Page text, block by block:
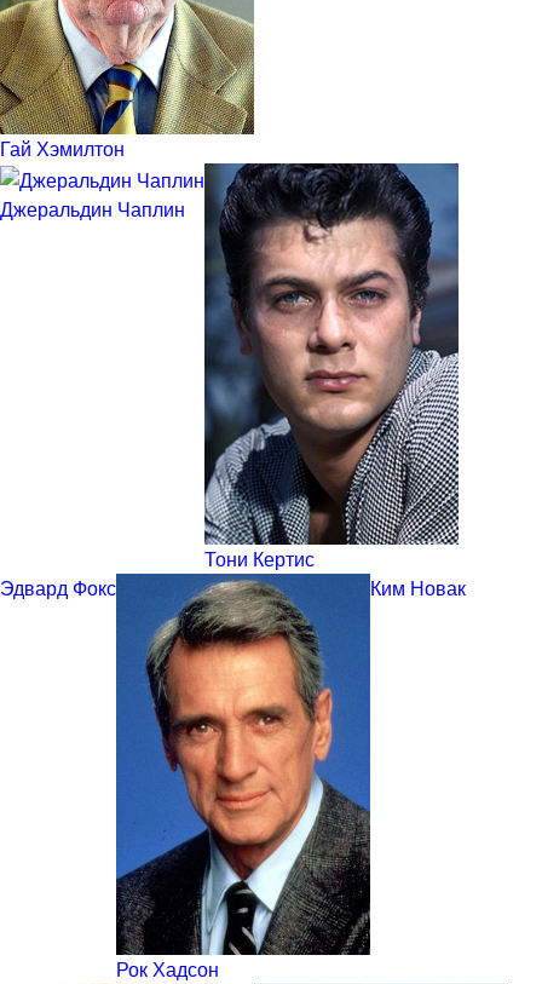
Гай Хэмилтон
Джеральдин Чаплин
Тони Кертис
Эдвард Фокс
Рок Хадсон
Ким Новак